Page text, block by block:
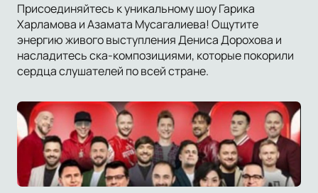
Присоединяйтесь к уникальному шоу Гарика
Харламова и Азамата Мусагалиева! Ощутите
энергию живого выступления Дениса Дорохова и
насладитесь ска-композициями, которые покорили
сердца слушателей по всей стране.